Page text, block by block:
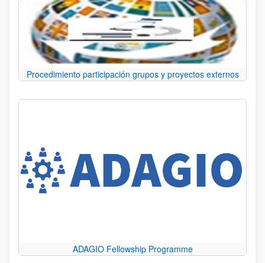
Procedimiento participación grupos y proyectos externos
ADAGIO Fellowship Programme